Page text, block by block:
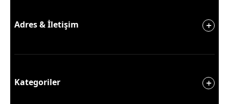
Adres & İletişim
Kategoriler